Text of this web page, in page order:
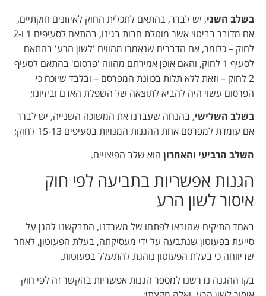
בשלב השני, יש לברר, בהתאם לתכלית החוק לאיזונים חוקתיים,
אם מדובר בביטוי אשר מוטלת חבות בגינו, בהתאם לסעיפים 1 ו-2
לחוק – כלומר, אם הדברים שנאמרו מהווים 'לשון הרע' בהתאם
לסעיף 1 לחוק, והאם אופן אמירתם מהווה 'פרסום' בהתאם לסעיף
2 לחוק – וזאת ללא תלות בכוונת המפרסם – ובלבד שיוכח כי
הפרסום עשוי היה להביא לתוצאה של השפלת האדם וביזיונו;
בשלב השלישי, בהנחה שעברנו את המשוכה השנייה, יש לברר
אם עומדת למפרסם אחת ההגנות המנויות בסעיפים 15-13 לחוק;
השלב הרביעי והאחרון הוא שלב הפיצויים.
הגנות אפשריות בתביעה לפי חוק
איסור לשון הרע
באחד התיקים שהובאו לפתחו של משרדנו, התבקשנו להגן על
סייעת בפעוטון שנתבעה על ידי מעסיקתה, בעלת הפעוטון, לאחר
שדיווחה כי בעלת הפעוטון נוהגת להתעלל בפעוטות.
בקו ההגנה נדרשנו למספר הגנות אפשריות בהקשר זה לפי חוק